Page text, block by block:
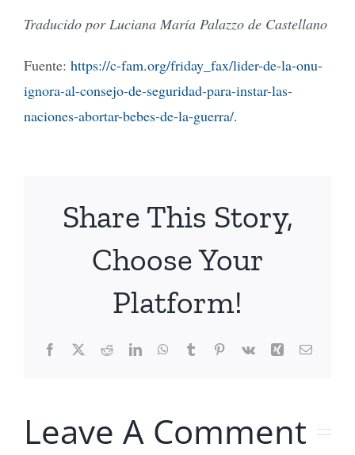
Traducido por Luciana María Palazzo de Castellano
Fuente: https://c-fam.org/friday_fax/lider-de-la-onu-
ignora-al-consejo-de-seguridad-para-instar-las-
naciones-abortar-bebes-de-la-guerra/.
Share This Story,
Choose Your
Platform!
Facebook
X RedditLinkedInWhatsApp
TumblrPinterest
Vk Xing Email
Leave A Comment